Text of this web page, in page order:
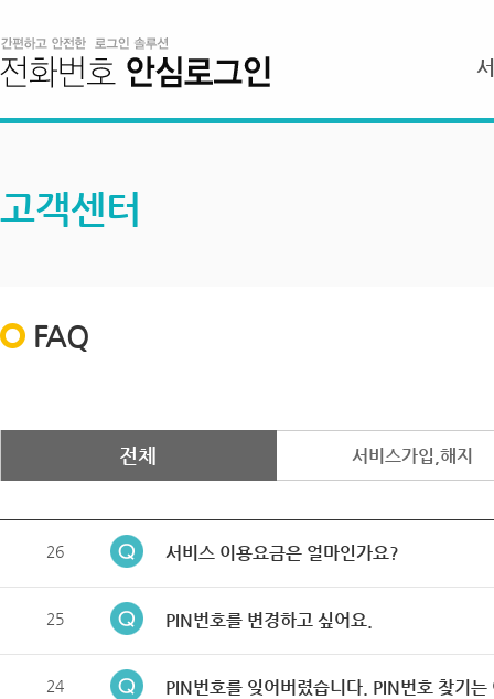
고객센터
FAQ
전체 서비스가입,해지
26 서비스 이용요금은 얼마인가요?
25 PIN번호를 변경하고 싶어요.
24 PIN번호를 잊어버렸습니다. PIN번호 찾기는